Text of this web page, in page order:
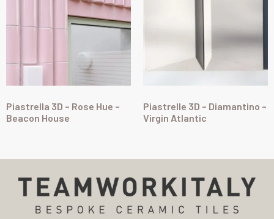
Piastrella 3D – Rose Hue –
Beacon House
Piastrelle 3D – Diamantino –
Virgin Atlantic